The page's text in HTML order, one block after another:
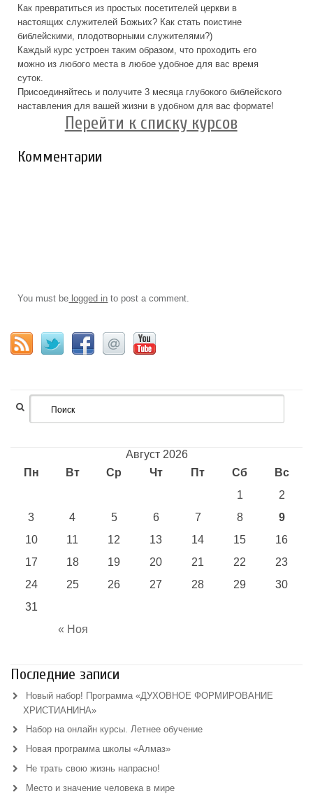
Как превратиться из простых посетителей церкви в
настоящих служителей Божьих? Как стать поистине
библейскими, плодотворными служителями?)
Каждый курс устроен таким образом, что проходить его
можно из любого места в любое удобное для вас время
суток.
Присоединяйтесь и получите 3 месяца глубокого библейского
наставления для вашей жизни в удобном для вас формате!
Перейти к списку курсов
Комментарии
You must be logged in to post a comment.
Август 2026
Пн
Вт Ср Чт Пт Сб Вс
« Ноя
1
2
3
4 5 6 7 8
9
10
11 12 13 14 15
16
17
18 19 20 21 22
23
24
25 26 27 28 29
30
31
Последние записи
Новый набор! Программа «ДУХОВНОЕ ФОРМИРОВАНИЕ
ХРИСТИАНИНА»
Набор на онлайн курсы. Летнее обучение
Новая программа школы «Алмаз»
Не трать свою жизнь напрасно!
Место и значение человека в мире